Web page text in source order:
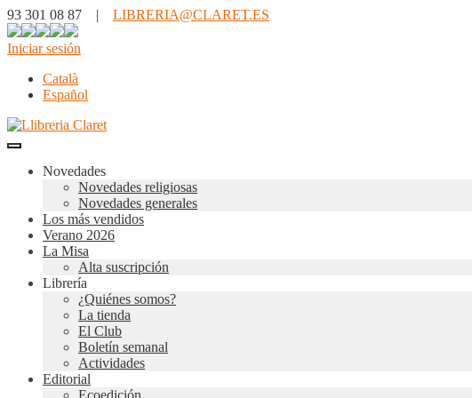
93 301 08 87 | LIBRERIA@CLARET.ES
Iniciar sesión
Català
Español
Novedades
Novedades religiosas
Novedades generales
Los más vendidos
Verano 2026
La Misa
Alta suscripción
Librería
¿Quiénes somos?
La tienda
El Club
Boletín semanal
Actividades
Editorial
Ecoedición